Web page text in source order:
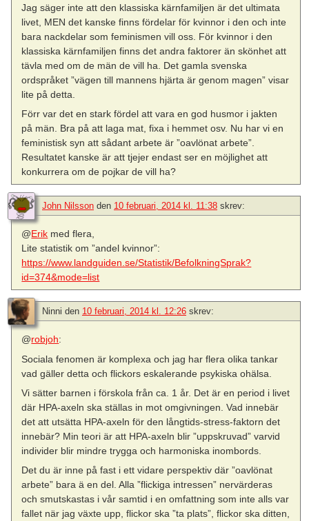
Jag säger inte att den klassiska kärnfamiljen är det ultimata
livet, MEN det kanske finns fördelar för kvinnor i den och inte
bara nackdelar som feminismen vill oss. För kvinnor i den
klassiska kärnfamiljen finns det andra faktorer än skönhet att
tävla med om de män de vill ha. Det gamla svenska
ordspråket ”vägen till mannens hjärta är genom magen” visar
lite på detta.
Förr var det en stark fördel att vara en god husmor i jakten
på män. Bra på att laga mat, fixa i hemmet osv. Nu har vi en
feministisk syn att sådant arbete är ”oavlönat arbete”.
Resultatet kanske är att tjejer endast ser en möjlighet att
konkurrera om de pojkar de vill ha?
John Nilsson den 10 februari, 2014 kl. 11:38 skrev:
@Erik med flera,
Lite statistik om ”andel kvinnor”:
https://www.landguiden.se/Statistik/BefolkningSprak?
id=374&mode=list
Ninni den 10 februari, 2014 kl. 12:26 skrev:
@robjoh:
Sociala fenomen är komplexa och jag har flera olika tankar
vad gäller detta och flickors eskalerande psykiska ohälsa.
Vi sätter barnen i förskola från ca. 1 år. Det är en period i livet
där HPA-axeln ska ställas in mot omgivningen. Vad innebär
det att utsätta HPA-axeln för den långtids-stress-faktorn det
innebär? Min teori är att HPA-axeln blir ”uppskruvad” varvid
individer blir mindre trygga och harmoniska inombords.
Det du är inne på fast i ett vidare perspektiv där ”oavlönat
arbete” bara ä en del. Alla ”flickiga intressen” nervärderas
och smutskastas i vår samtid i en omfattning som inte alls var
fallet när jag växte upp, flickor ska ”ta plats”, flickor ska ditten,